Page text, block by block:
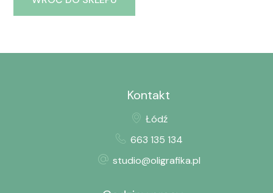
Kontakt
Łódź
663 135 134
studio@oligrafika.pl